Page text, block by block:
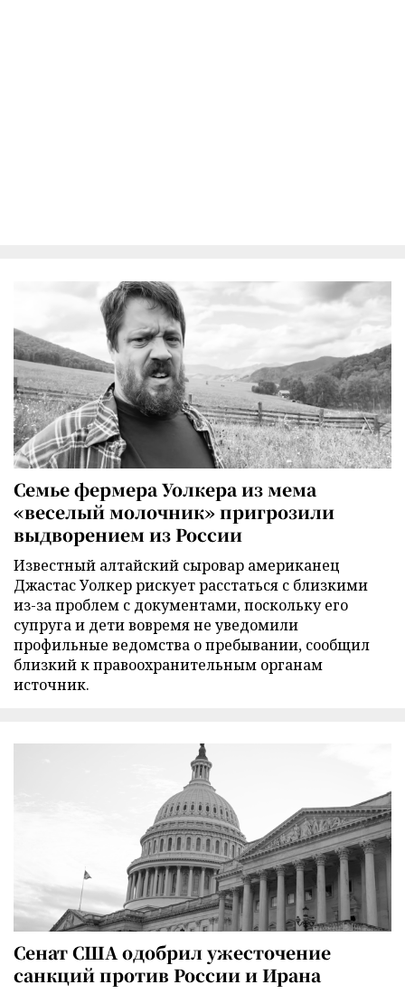
Семье фермера Уолкера из мема
«веселый молочник» пригрозили
выдворением из России
Известный алтайский сыровар американец
Джастас Уолкер рискует расстаться с близкими
из-за проблем с документами, поскольку его
супруга и дети вовремя не уведомили
профильные ведомства о пребывании, сообщил
близкий к правоохранительным органам
источник.
Сенат США одобрил ужесточение
санкций против России и Ирана